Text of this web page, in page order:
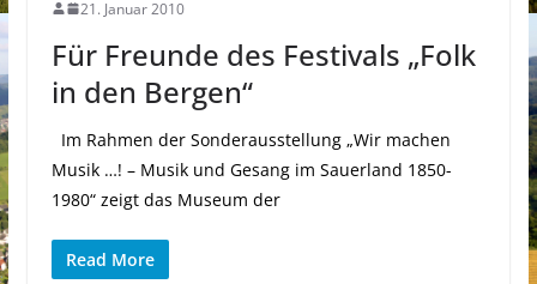
21. Januar 2010
Für Freunde des Festivals „Folk
in den Bergen“
Im Rahmen der Sonderausstellung „Wir machen
Musik …! – Musik und Gesang im Sauerland 1850-
1980“ zeigt das Museum der
Read More